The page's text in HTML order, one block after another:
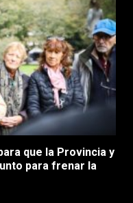
que la Provincia y
para frenar la